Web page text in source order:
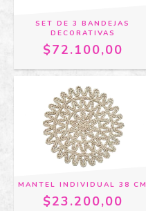
SET DE 3 BANDEJAS
DECORATIVAS
$72.100,00
MANTEL INDIVIDUAL 38 CM
$23.200,00